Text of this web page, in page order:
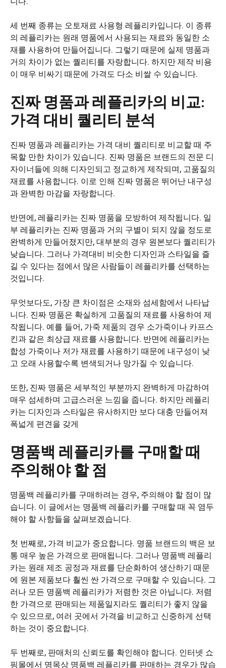
세 번째 종류는 오토재료 사용형 레플리카입니다. 이 종류
의 레플리카는 원래 명품에서 사용되는 재료와 동일한 소
재를 사용하여 만들어집니다. 그렇기 때문에 실제 명품과
거의 차이가 없는 퀄리티를 자랑합니다. 하지만 제작 비용
이 매우 비싸기 때문에 가격도 다소 비쌀 수 있습니다.
진짜 명품과 레플리카의 비교:
가격 대비 퀄리티 분석
진짜 명품과 레플리카는 가격 대비 퀄리티로 비교할 때 주
목할 만한 차이가 있습니다. 진짜 명품은 브랜드의 전문 디
자이너들에 의해 디자인되고 정교하게 제작되며, 고품질의
재료를 사용합니다. 이로 인해 진짜 명품은 뛰어난 내구성
과 완벽한 마감을 자랑합니다.
반면에, 레플리카는 진짜 명품을 모방하여 제작됩니다. 일
부 레플리카는 진짜 명품과 거의 구별이 되지 않을 정도로
완벽하게 만들어졌지만, 대부분의 경우 원본보다 퀄리티가
낮습니다. 그러나 가격대비 비슷한 디자인과 스타일을 즐
길 수 있다는 점에서 많은 사람들이 레플리카를 선택하는
것입니다.
무엇보다도, 가장 큰 차이점은 소재와 섬세함에서 나타납
니다. 진짜 명품은 확실하게 고품질의 재료를 사용하여 제
작됩니다. 예를 들어, 가죽 제품의 경우 소가죽이나 카프스
킨과 같은 최상급 재료를 사용합니다. 반면에 레플리카는
합성 가죽이나 저가 재료를 사용하기 때문에 내구성이 낮
고 오래 사용할수록 변색되거나 망가질 수 있습니다.
또한, 진짜 명품은 세부적인 부분까지 완벽하게 마감하여
매우 섬세하며 고급스러운 느낌을 줍니다. 하지만 레플리
카는 디자인과 스타일은 유사하지만 보다 대충 만들어져
폭넓게 편견을 갖게
명품백 레플리카를 구매할 때
주의해야 할 점
명품백 레플리카를 구매하려는 경우, 주의해야 할 점이 많
습니다. 이 글에서는 명품백 레플리카를 구매할 때 꼭 염두
해야 할 사항들을 살펴보겠습니다.
첫 번째로, 가격 비교가 중요합니다. 명품 브랜드의 백은 보
통 매우 높은 가격으로 판매됩니다. 그러나 명품백 레플리
카는 원래 제조 공정과 재료를 단순화하여 생산하기 때문
에 원본 제품보다 훨씬 싼 가격으로 구매할 수 있습니다. 그
러나 모든 명품백 레플리카가 저렴한 것은 아닙니다. 저렴
한 가격으로 판매되는 제품일지라도 퀄리티가 좋지 않을
수 있으므로, 여러 곳에서 가격을 비교하고 신중하게 선택
하는 것이 중요합니다.
두 번째로, 판매처의 신뢰도를 확인해야 합니다. 인터넷 쇼
핑몰에서 명목상 명품백 레플리카를 판매하는 경우가 많습